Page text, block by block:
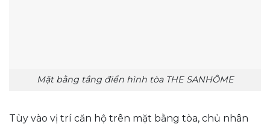
Mặt bằng tầng điển hình tòa THE SANHÔME
Tùy vào vị trí căn hộ trên mặt bằng tòa, chủ nhân